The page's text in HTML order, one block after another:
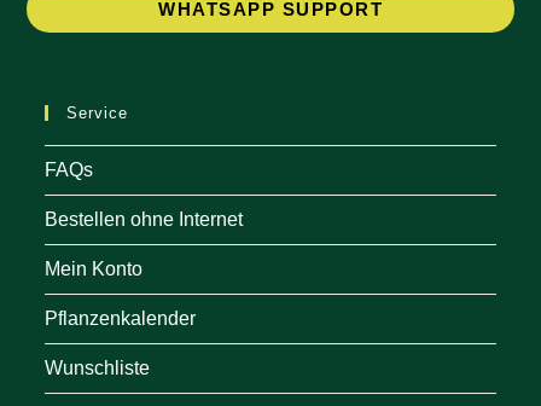
WHATSAPP SUPPORT
Service
FAQs
Bestellen ohne Internet
Mein Konto
Pflanzenkalender
Wunschliste